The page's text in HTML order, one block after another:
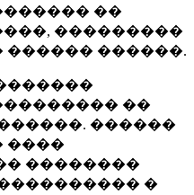
��
���������
������.
��
������
����
��������
�